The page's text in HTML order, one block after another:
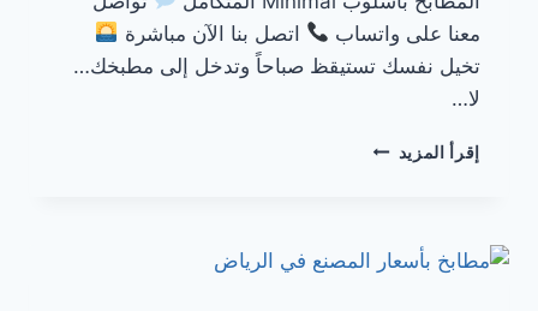
معنا على واتساب
اتصل بنا الآن مباشرة
تخيل نفسك تستيقظ صباحاً وتدخل إلى مطبخك…
لا…
إقرأ المزيد مطابخ